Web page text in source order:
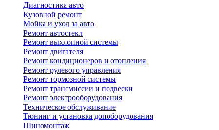
Диагностика авто
Кузовной ремонт
Мойка и уход за авто
Ремонт автостекл
Ремонт выхлопной системы
Ремонт двигателя
Ремонт кондиционеров и отопления
Ремонт рулевого управления
Ремонт тормозной системы
Ремонт трансмиссии и подвески
Ремонт электрооборудования
Техническое обслуживание
Тюнинг и установка допоборудования
Шиномонтаж